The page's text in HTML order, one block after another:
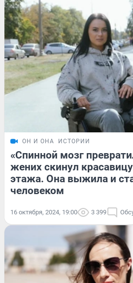
ОН И ОНА ИСТОРИИ
«Спинной мозг
жених скинул
этажа. Она выжила и
человеком
16 октября, 2024, 19:00 3 399